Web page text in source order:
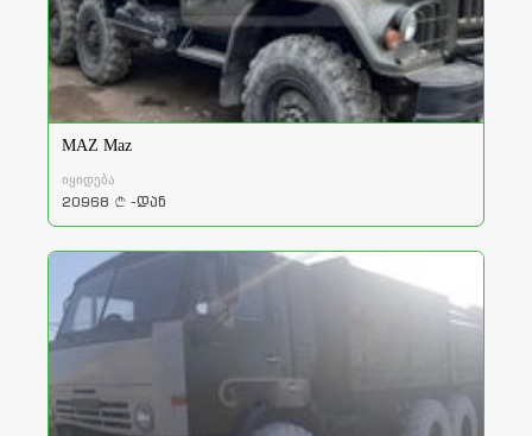
MAZ Maz
იყიდება
20968 a -დან